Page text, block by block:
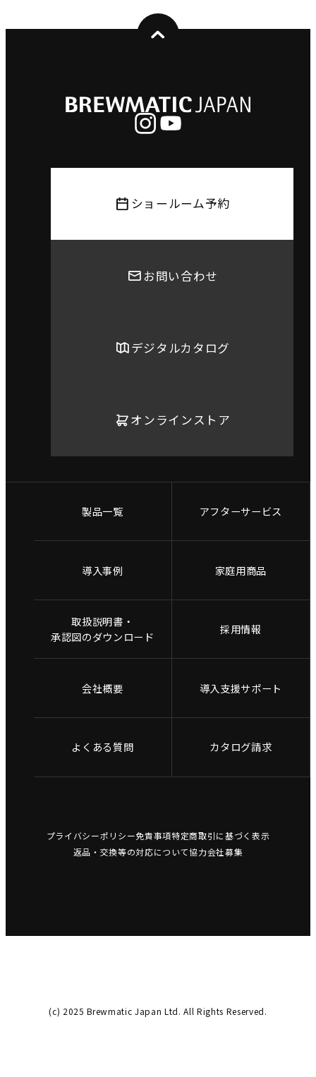
ショールーム予約
お問い合わせ
デジタルカタログ
オンラインストア
製品一覧 アフターサービス
導入事例 家庭用商品
取扱説明書・
承認図のダウンロード
採用情報
会社概要 導入支援サポート
よくある質問 カタログ請求
プライバシーポリシー免責事項特定商取引に基づく表示
返品・交換等の対応について協力会社募集
(c) 2025 Brewmatic Japan Ltd. All Rights Reserved.